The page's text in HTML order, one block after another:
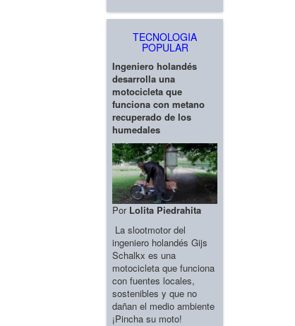
TECNOLOGIA
POPULAR
Ingeniero holandés
desarrolla una
motocicleta que
funciona con metano
recuperado de los
humedales
Por Lolita Piedrahita
La slootmotor del
ingeniero holandés Gijs
Schalkx es una
motocicleta que funciona
con fuentes locales,
sostenibles y que no
dañan el medio ambiente
¡Pincha su moto!